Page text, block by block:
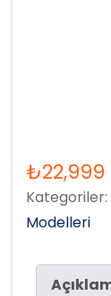
₺22,999
Kategoriler:
Modelleri